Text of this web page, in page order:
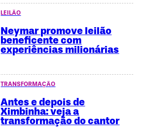
LEILÃO
Neymar promove leilão
beneficente com
experiências milionárias
TRANSFORMAÇÃO
Antes e depois de
Ximbinha: veja a
transformação do cantor